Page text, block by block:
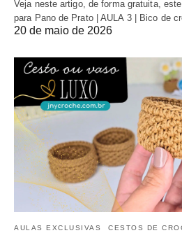
Veja neste artigo, de forma gratuita,
para Pano de Prato | AULA 3 | Bico de
20 de maio de 2026
AULAS EXCLUSIVAS CESTOS DE